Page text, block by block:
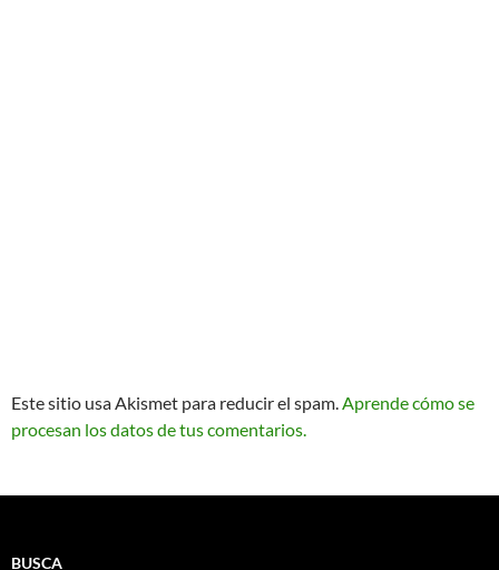
Este sitio usa Akismet para reducir el spam.Aprende cómo se
procesan los datos de tus comentarios.
BUSCA